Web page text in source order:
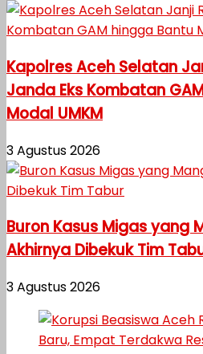
Kapolres Aceh Selatan
Janda Eks Kombatan
Modal UMKM
3 Agustus 2026
Buron Kasus Migas yang
Akhirnya Dibekuk Tim
3 Agustus 2026